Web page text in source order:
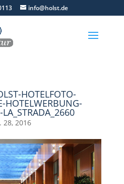
info@holst.de
HOTELFOTO-
HOTELWERBUNG-
28, 2016